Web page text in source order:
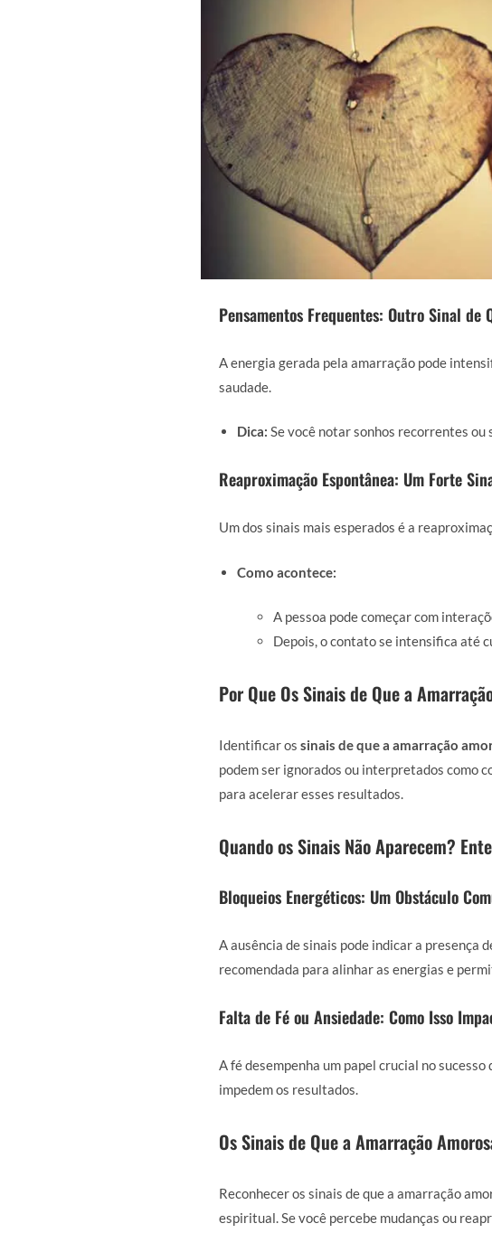
Pensamentos Frequentes: Outro Sinal de
A energia gerada pela amarração pode
saudade.
Dica: Se você notar sonhos recorrentes
Reaproximação Espontânea: Um Forte
Um dos sinais mais esperados é a
Como acontece:
A pessoa pode começar com
Depois, o contato se intensifica até
Por Que Os Sinais de Que a
Identificar os sinais de que a amarração
podem ser ignorados ou interpretados como
para acelerar esses resultados.
Quando os Sinais Não Aparecem?
Bloqueios Energéticos: Um Obstáculo
A ausência de sinais pode indicar a presença
recomendada para alinhar as energias e
Falta de Fé ou Ansiedade: Como Isso
A fé desempenha um papel crucial no
impedem os resultados.
Os Sinais de Que a Amarração
Reconhecer os sinais de que a amarração
espiritual. Se você percebe mudanças ou